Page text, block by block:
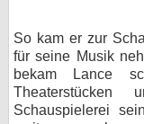
So kam er zur
für seine Musik
bekam Lance
Schauspielerei